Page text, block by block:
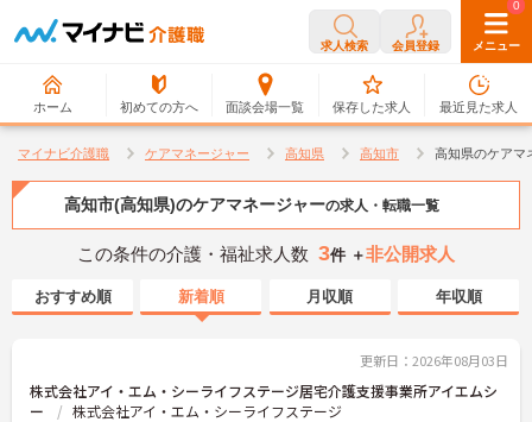
求人検索 会員登録 メニュー
ホーム 初めての方へ 面談会場一覧
0
保存した求人
0
最近見た求人
マイナビ介護職 ケアマネージャー 高知県 高知市 高知県のケアマ
高知市(高知県)のケアマネージャーの求人・転職一覧
この条件の介護・福祉求人数 3件 ＋非公開求人
おすすめ順 新着順 月収順 年収順
更新日：2026年08月03日
株式会社アイ・エム・シーライフステージ居宅介護支援事業所アイエムシ
ー
株式会社アイ・エム・シーライフステージ